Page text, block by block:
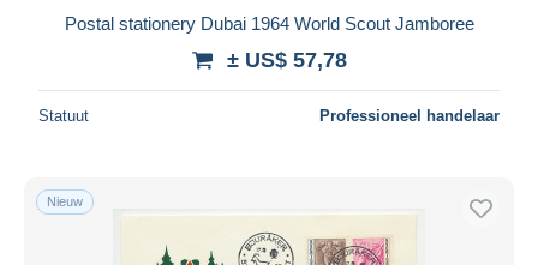
Postal stationery Dubai 1964 World Scout Jamboree
± US$ 57,78
Statuut Professioneel handelaar
Nieuw